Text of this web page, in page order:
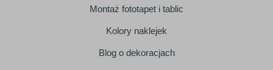
Montaż fototapet i tablic
Kolory naklejek
Blog o dekoracjach